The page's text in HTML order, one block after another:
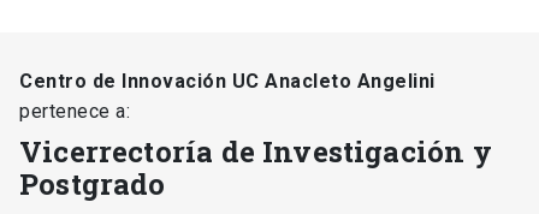
Centro de Innovación UC Anacleto Angelini
pertenece a:
Vicerrectoría de Investigación y
Postgrado